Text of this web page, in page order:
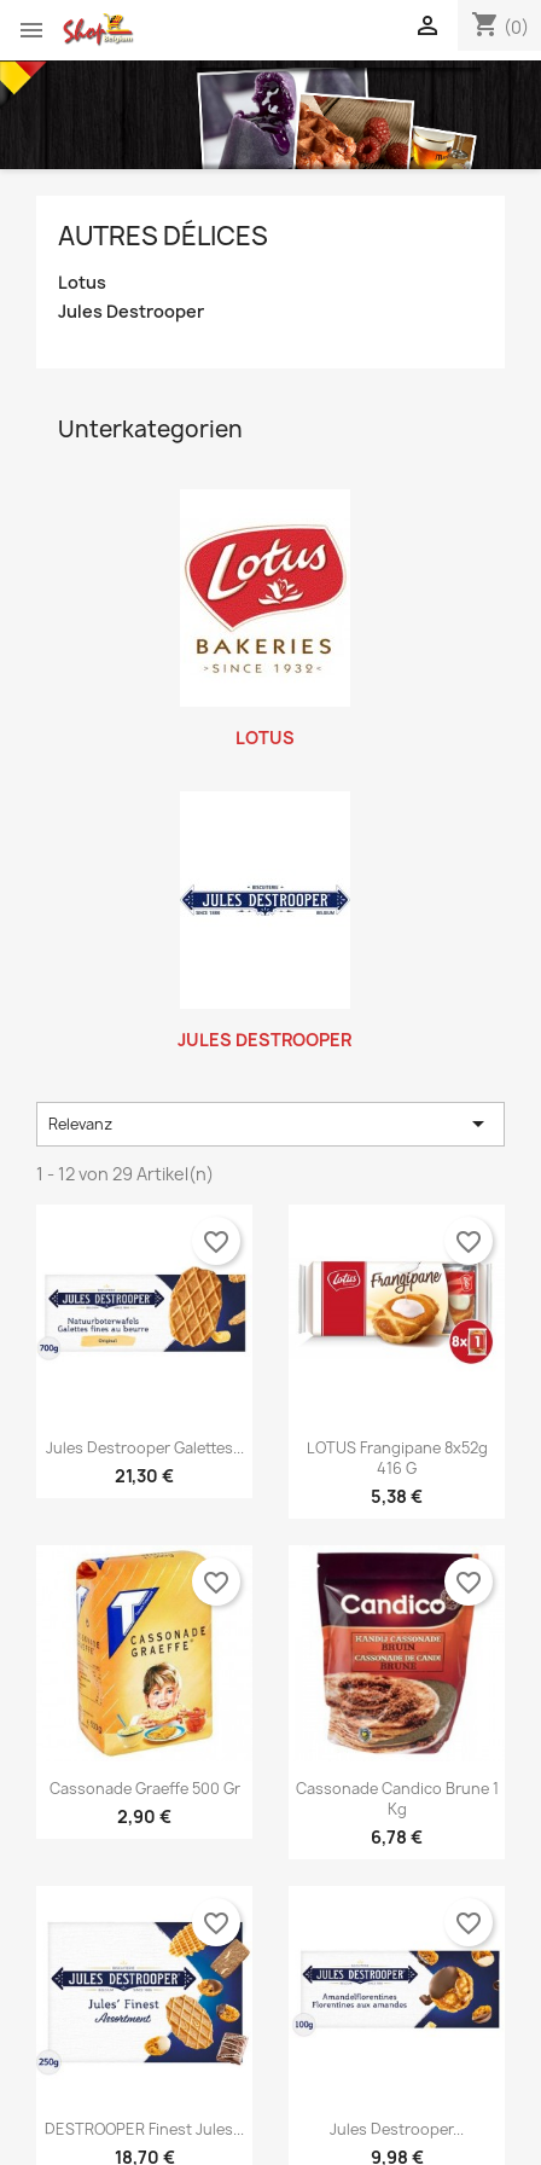
 shopping_cart (0)

AUTRES DÉLICES
Lotus
Jules Destrooper
Unterkategorien
LOTUS
JULES DESTROOPER
Relevanz 
1 - 12 von 29 Artikel(n)
Vorschau
Jules Destrooper Galettes...
21,30 €
favorite_border
Vorschau
LOTUS Frangipane 8x52g
416 G
5,38 €
favorite_border
Vorschau
Cassonade Graeffe 500 Gr
2,90 €
favorite_border
Vorschau
Cassonade Candico Brune 1
Kg
6,78 €
favorite_border
Vorschau
DESTROOPER Finest Jules...
18,70 €
favorite_border
 Vorschau
Jules Destrooper...
9,98 €
favorite_border